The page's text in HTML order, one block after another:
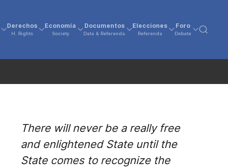
Derechos
H. Rights
Economía
Society
Documentos
Data & Referenda
Elecciones
Referenda
Foro
Debate
There will never be a really free
and enlightened State until the
State comes to recognize the